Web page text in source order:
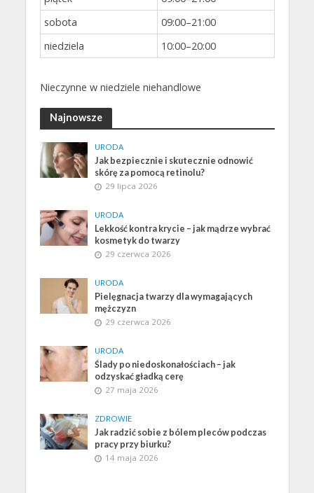
sobota
09:00–21:00
niedziela
10:00–20:00
Nieczynne w niedziele niehandlowe
Najnowsze
URODA
Jak bezpiecznie i skutecznie odnowić
skórę za pomocą retinolu?
29 lipca 2026
URODA
Lekkość kontra krycie – jak mądrze wybrać
kosmetyk do twarzy
29 czerwca 2026
URODA
Pielęgnacja twarzy dla wymagających
mężczyzn
29 czerwca 2026
URODA
Ślady po niedoskonałościach – jak
odzyskać gładką cerę
27 maja 2026
ZDROWIE
Jak radzić sobie z bólem pleców podczas
pracy przy biurku?
14 maja 2026